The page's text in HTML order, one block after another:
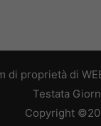
di proprietà di
Testata
Copyright